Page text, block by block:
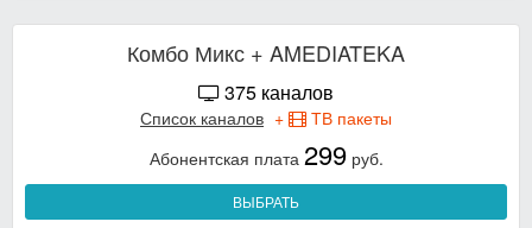
Комбо Микс + AMEDIATEKA
375 каналов
Список каналов +
ТВ пакеты
Абонентская плата 299руб.
ВЫБРАТЬ